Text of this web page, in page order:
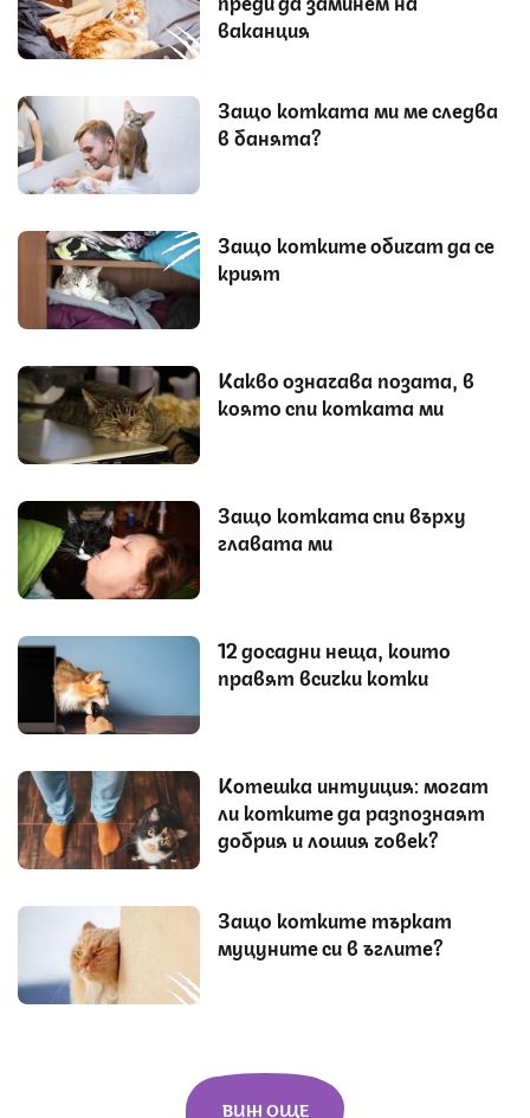
ваканция
Защо котката ми ме следва
в банята?
Защо котките обичат да се
крият
Какво означава позата, в
която спи котката ми
Защо котката спи върху
главата ми
12 досадни неща, които
правят всички котки
Котешка интуиция: могат
ли котките да разпознаят
добрия и лошия човек?
Защо котките търкат
муцуните си в ъглите?
ВИЖ ОЩЕ